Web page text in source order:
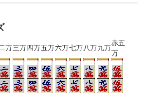
万三万 四万五万六万七万 八万九万
赤五
万